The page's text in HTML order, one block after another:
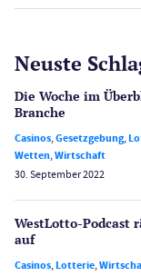
Neuste
Die Woche im
Branche
Casinos,Gesetzgebung,
Wetten,Wirtschaft
30. September 2022
WestLotto-Podcast
auf
Casinos,Lotterie,